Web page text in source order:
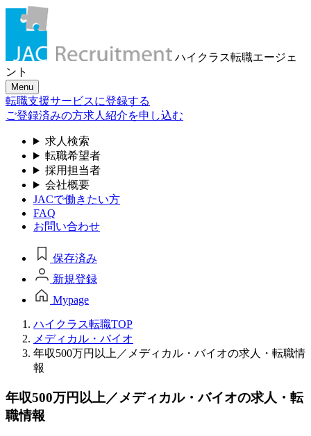
ハイクラス転職エージェ
ント
Menu
転職支援サービスに登録する
ご登録済みの方求人紹介を申し込む
求人検索
転職希望者
採用担当者
会社概要
JACで働きたい方
FAQ
お問い合わせ
保存済み
新規登録
Mypage
ハイクラス転職TOP
メディカル・バイオ
年収500万円以上／メディカル・バイオの求人・転職情
報
年収500万円以上／メディカル・バイオの求人・転
職情報